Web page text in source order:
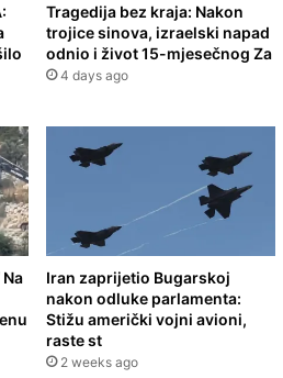
Tragedija bez kraja: Nakon
trojice sinova, izraelski napad
odnio i život 15-mjesečnog Za
4 days ago
Na
Iran zaprijetio Bugarskoj
nakon odluke parlamenta:
Stižu američki vojni avioni,
raste st
2 weeks ago